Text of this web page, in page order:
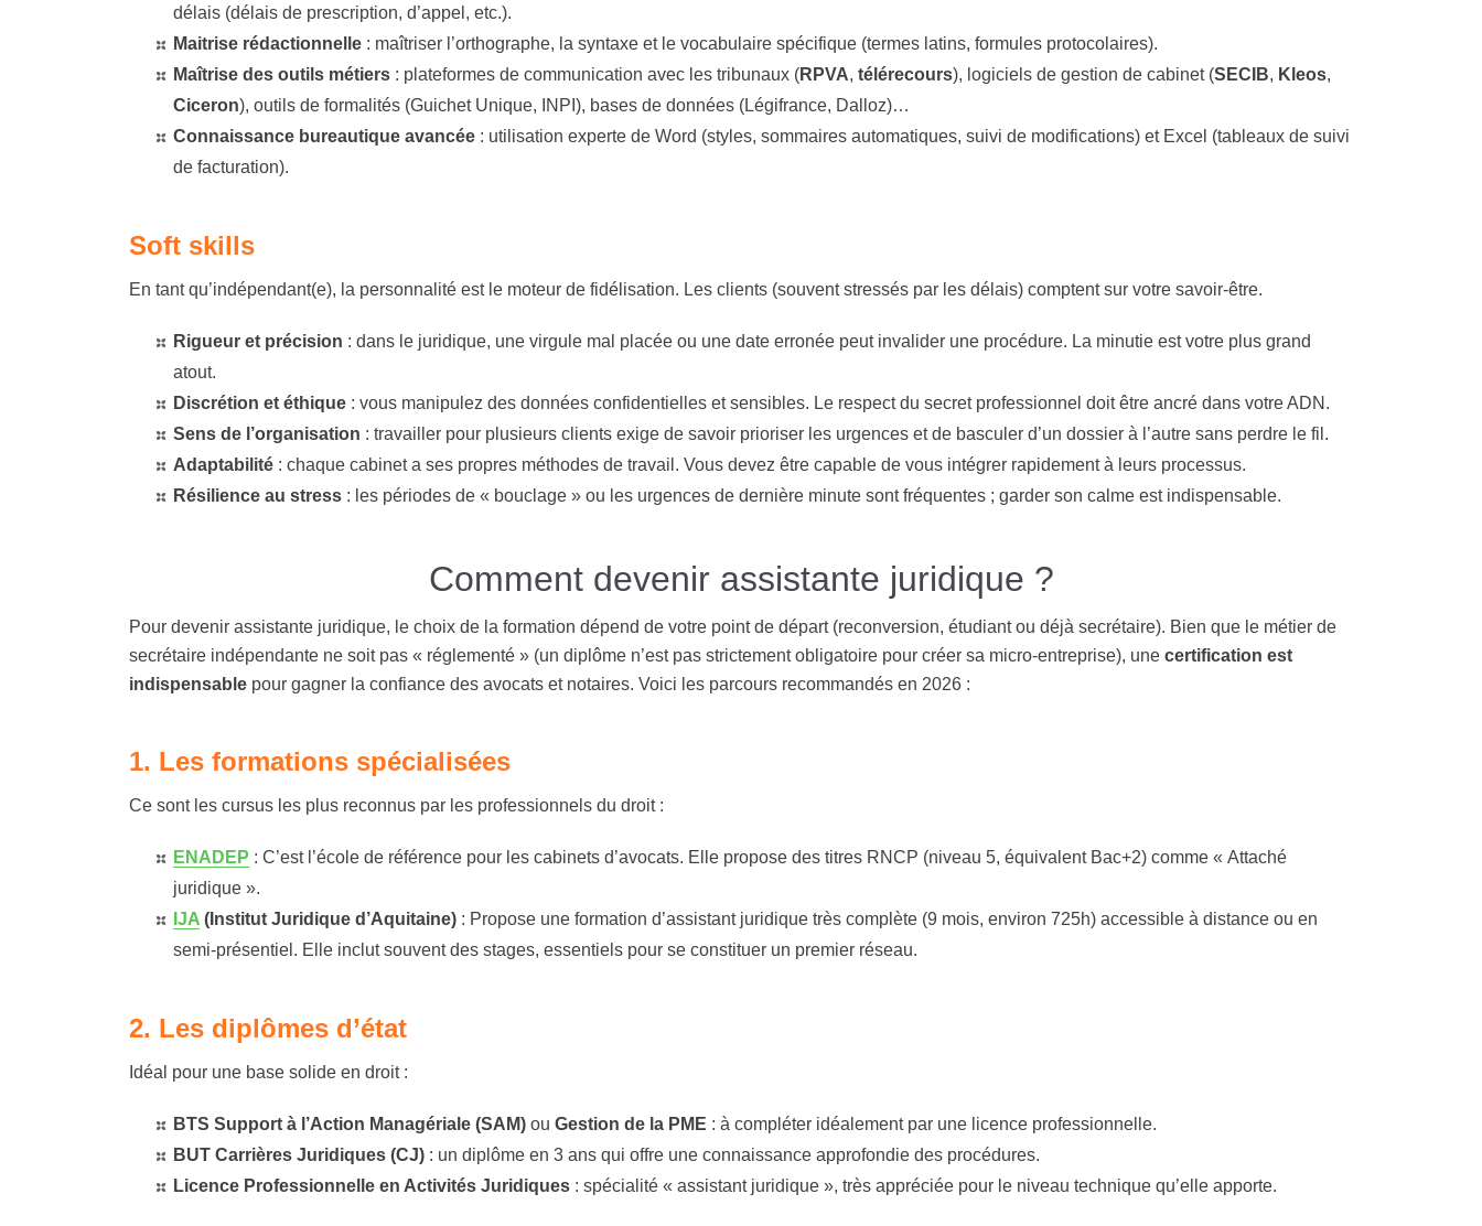
délais (délais de prescription, d’appel, etc.).
Maitrise rédactionnelle : maîtriser l’orthographe, la syntaxe et le vocabulaire spécifique (termes latins, formules protocolaires).
Maîtrise des outils métiers : plateformes de communication avec les tribunaux (RPVA, télérecours), logiciels de gestion de cabinet (SECIB, Kleos,
Ciceron), outils de formalités (Guichet Unique, INPI), bases de données (Légifrance, Dalloz)…
Connaissance bureautique avancée : utilisation experte de Word (styles, sommaires automatiques, suivi de modifications) et Excel (tableaux de suivi
de facturation).
Soft skills
En tant qu’indépendant(e), la personnalité est le moteur de fidélisation. Les clients (souvent stressés par les délais) comptent sur votre savoir-être.
Rigueur et précision : dans le juridique, une virgule mal placée ou une date erronée peut invalider une procédure. La minutie est votre plus grand
atout.
Discrétion et éthique : vous manipulez des données confidentielles et sensibles. Le respect du secret professionnel doit être ancré dans votre ADN.
Sens de l’organisation : travailler pour plusieurs clients exige de savoir prioriser les urgences et de basculer d’un dossier à l’autre sans perdre le fil.
Adaptabilité : chaque cabinet a ses propres méthodes de travail. Vous devez être capable de vous intégrer rapidement à leurs processus.
Résilience au stress : les périodes de « bouclage » ou les urgences de dernière minute sont fréquentes ; garder son calme est indispensable.
Comment devenir assistante juridique ?
Pour devenir assistante juridique, le choix de la formation dépend de votre point de départ (reconversion, étudiant ou déjà secrétaire). Bien que le métier de
secrétaire indépendante ne soit pas « réglementé » (un diplôme n’est pas strictement obligatoire pour créer sa micro-entreprise), une certification est
indispensable pour gagner la confiance des avocats et notaires. Voici les parcours recommandés en 2026 :
1. Les formations spécialisées
Ce sont les cursus les plus reconnus par les professionnels du droit :
ENADEP : C’est l’école de référence pour les cabinets d’avocats. Elle propose des titres RNCP (niveau 5, équivalent Bac+2) comme « Attaché
juridique ».
IJA (Institut Juridique d’Aquitaine) : Propose une formation d’assistant juridique très complète (9 mois, environ 725h) accessible à distance ou en
semi-présentiel. Elle inclut souvent des stages, essentiels pour se constituer un premier réseau.
2. Les diplômes d’état
Idéal pour une base solide en droit :
BTS Support à l’Action Managériale (SAM) ou Gestion de la PME : à compléter idéalement par une licence professionnelle.
BUT Carrières Juridiques (CJ) : un diplôme en 3 ans qui offre une connaissance approfondie des procédures.
Licence Professionnelle en Activités Juridiques : spécialité « assistant juridique », très appréciée pour le niveau technique qu’elle apporte.